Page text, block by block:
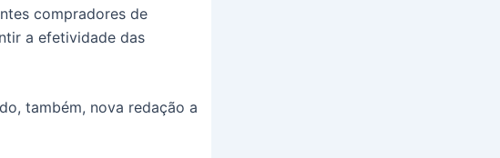
compradores de
a efetividade das
também, nova redação a